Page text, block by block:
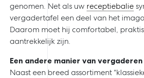
genomen. Net als uw receptiebalie
vergadertafel een deel van het
Daarom moet hij comfortabel,
aantrekkelijk zijn.
Een andere manier van vergaderen
Naast een breed assortiment